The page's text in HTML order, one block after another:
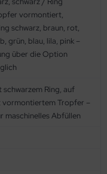
vormontiert,
schwarz, braun, rot,
grün, blau, lila, pink –
über die Option
schwarzem Ring, auf
vormontiertem Tropfer –
maschinelles Abfüllen